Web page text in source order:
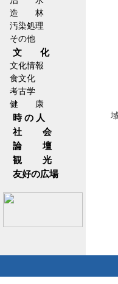
造 林
汚染処理
その他
文 化
文化情報
食文化
考古学
健 康
時 の 人
社 会
論 壇
観 光
友好の広場